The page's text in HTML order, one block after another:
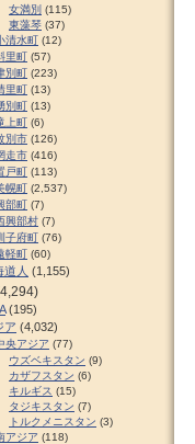
女満別 (115)
東藻琴 (37)
清水町 (12)
里町 (57)
別町 (223)
里町 (13)
別町 (13)
上町 (6)
別市 (126)
走市 (416)
戸町 (113)
幌町 (2,537)
部町 (7)
興部村 (7)
子府町 (76)
軽町 (60)
道人 (1,155)
(195)
ア (4,032)
央アジア (77)
ウズベキスタン (9)
カザフスタン (6)
キルギス (15)
タジキスタン (7)
トルクメニスタン (3)
アジア (118)